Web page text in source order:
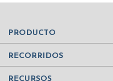
PRODUCTO
Iniciar sesión
Comprar suscripción
Contenidos
RECORRIDOS
Mundo Islámico
Civilizaciones de la Antigüedad
Ciudades del Mundo
Edad Media
RECURSOS
¿Quiénes somos?